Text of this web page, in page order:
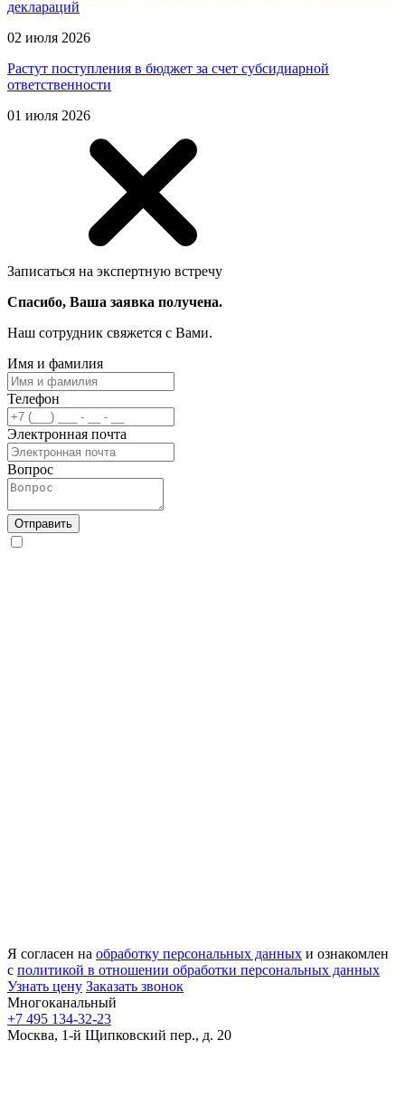
деклараций
02 июля 2026
Растут поступления в бюджет за счет субсидиарной
ответственности
01 июля 2026
Записаться на экспертную встречу
Спасибо, Ваша заявка получена.
Наш сотрудник свяжется с Вами.
Имя и фамилия
Телефон
Электронная почта
Вопрос
Отправить
Я согласен на обработку персональных данных и ознакомлен
с политикой в отношении обработки персональных данных
Узнать цену Заказать звонок
Многоканальный
+7 495 134-32-23
Москва, 1-й Щипковский пер., д. 20